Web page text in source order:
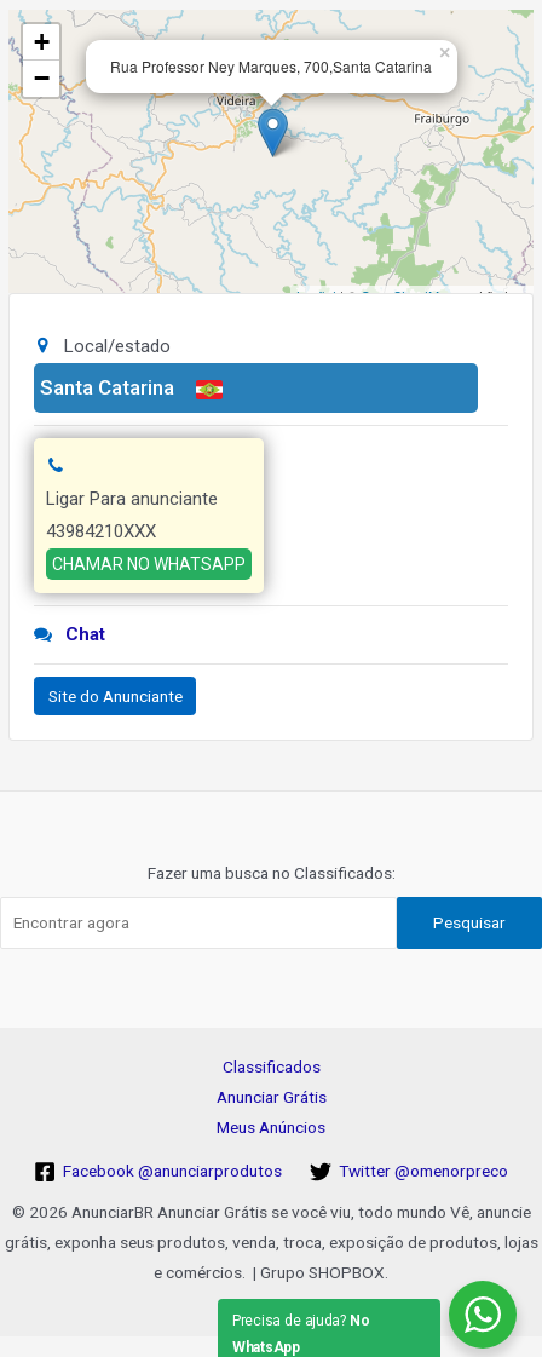
Rua Professor Ney Marques, 700,Santa Catarina
×
+
−
Leaflet| ©OpenStreetMapcontributors
Local/estado
Santa Catarina
Ligar Para anunciante
43984210XXX
CHAMAR NO WHATSAPP
Chat
Site do Anunciante
Fazer uma busca no Classificados:
Pesquisar
Classificados
Anunciar Grátis
Meus Anúncios
Facebook @anunciarprodutos Twitter @omenorpreco
© 2026 AnunciarBR Anunciar Grátis se você viu, todo mundo Vê, anuncie
grátis, exponha seus produtos, venda, troca, exposição de produtos, lojas
e comércios. | Grupo SHOPBOX.
Precisa de ajuda? No
WhatsApp